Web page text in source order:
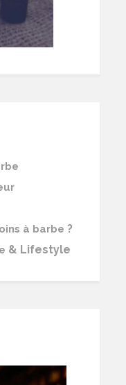
à barbe ?
& Lifestyle